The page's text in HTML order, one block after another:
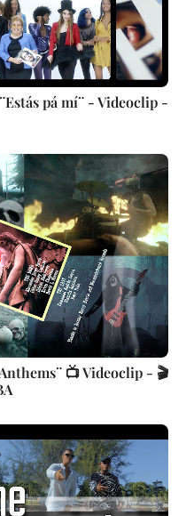
pá mí¨ - Videoclip -
📺 Videoclip - 🎬